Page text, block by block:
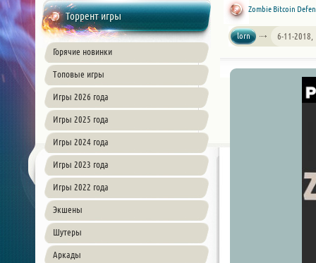
Торрент игры
Горячие новинки
Топовые игры
Игры 2026 года
Игры 2025 года
Игры 2024 года
Игры 2023 года
Игры 2022 года
Экшены
Шутеры
Аркады
Zombie Bitcoin
lorn 6-11-2018,